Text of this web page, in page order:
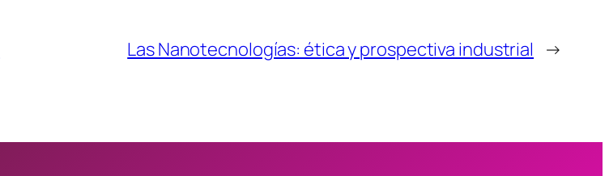
Las Nanotecnologías: ética y prospectiva industrial →